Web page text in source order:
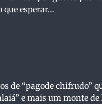
que esperar…
de “pagode chifrudo”
e mais um monte